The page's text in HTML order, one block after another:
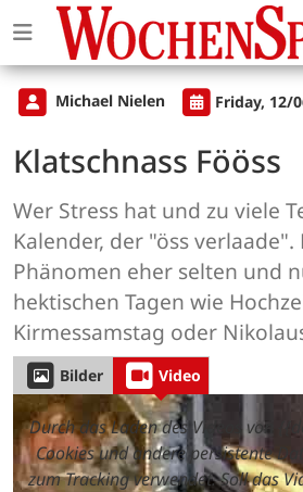
Michael Nielen Friday, 12/
Klatschnass Fööss
Wer Stress hat und zu viele
Kalender, der "öss
Phänomen eher selten und
hektischen Tagen wie
Kirmessamstag oder
Bilder Video
Durch das Laden des Videos von
Cookies und andere persistente
zum Tracking verwendet. Soll das